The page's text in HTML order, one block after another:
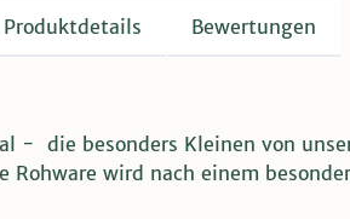
Bewertungen
- die besonders Kleinen von
Rohware wird nach einem